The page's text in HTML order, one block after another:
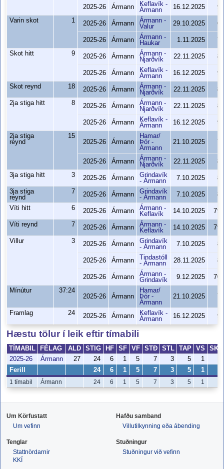
2025-26 Ármann
Keflavík -
Ármann
16.12.2025
Varin skot
1 2025-26 Ármann
Ármann -
Valur
29.10.2025
2025-26 Ármann
Ármann -
Haukar
1.11.2025
Skot hitt
9 2025-26 Ármann
Ármann -
Njarðvík
22.11.2025
2025-26 Ármann
Keflavík -
Ármann
16.12.2025
Skot reynd
18 2025-26 Ármann
Ármann -
Njarðvík
22.11.2025
2ja stiga hitt
8 2025-26 Ármann
Ármann -
Njarðvík
22.11.2025
2025-26 Ármann
Keflavík -
Ármann
16.12.2025
2ja stiga
reynd
15
2025-26
Ármann
Hamar/
Þór -
Ármann
21.10.2025
2025-26 Ármann
Ármann -
Njarðvík
22.11.2025
3ja stiga hitt
3 2025-26 Ármann
Grindavík
- Ármann
7.10.2025
3ja stiga
reynd
7 2025-26 Ármann
Grindavík
- Ármann
7.10.2025
Víti hitt
6 2025-26 Ármann
Ármann -
Keflavík
14.10.2025
Víti reynd
7 2025-26 Ármann
Ármann -
Keflavík
14.10.2025
Villur
3 2025-26 Ármann
Grindavík
- Ármann
7.10.2025
2025-26 Ármann
Tindastóll
- Ármann
28.11.2025
2025-26 Ármann
Ármann -
Grindavík
9.12.2025
Mínútur
37:24
2025-26
Ármann
Hamar/
Þór -
Ármann
21.10.2025
Framlag 24 2025-26 Ármann
Keflavík -
Ármann
16.12.2025
Hæstu tölur í leik eftir tímabili
TÍMABIL FÉLAG ALD STIG HF SF VF STÐ STL TAP VS
SKH
2025-26
Ármann 27 24 6 1 5 7 3 5 1
Ferill 24 6 1 5 7 3 5 1
1 tímabil Ármann 24 6 1 5 7 3 5 1
Um Körfustatt
Um vefinn
Hafðu samband
Villutilkynning eða ábending
Tenglar
Stattnördarnir
KKÍ
Stuðningur
Stuðningur við vefinn